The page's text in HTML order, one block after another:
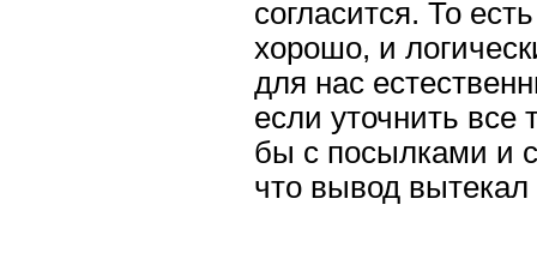
согласится. То
хорошо, и
для нас
если уточнить все
бы с посылками и
что вывод